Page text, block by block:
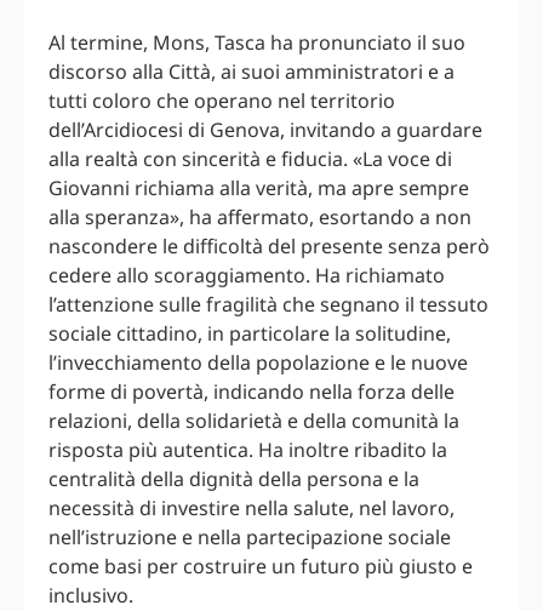
Al termine, Mons, Tasca ha pronunciato il suo
discorso alla Città, ai suoi amministratori e a
tutti coloro che operano nel territorio
dell’Arcidiocesi di Genova, invitando a guardare
alla realtà con sincerità e fiducia. «La voce di
Giovanni richiama alla verità, ma apre sempre
alla speranza», ha affermato, esortando a non
nascondere le difficoltà del presente senza però
cedere allo scoraggiamento. Ha richiamato
l’attenzione sulle fragilità che segnano il tessuto
sociale cittadino, in particolare la solitudine,
l’invecchiamento della popolazione e le nuove
forme di povertà, indicando nella forza delle
relazioni, della solidarietà e della comunità la
risposta più autentica. Ha inoltre ribadito la
centralità della dignità della persona e la
necessità di investire nella salute, nel lavoro,
nell’istruzione e nella partecipazione sociale
come basi per costruire un futuro più giusto e
inclusivo.